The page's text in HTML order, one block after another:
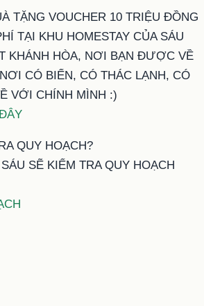
TẶNG VOUCHER 10 TRIỆU ĐỒNG
TẠI KHU HOMESTAY CỦA SÁU
KHÁNH HÒA, NƠI BẠN ĐƯỢC VỀ
CÓ BIỂN, CÓ THÁC LẠNH, CÓ
VỚI CHÍNH MÌNH :)
QUY HOẠCH?
SẼ KIỂM TRA QUY HOẠCH